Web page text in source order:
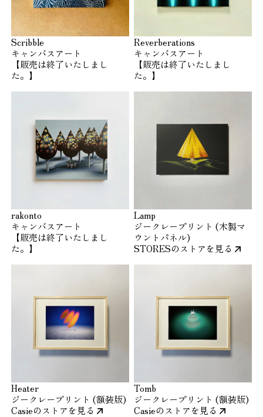
Scribble
キャンバスアート
【販売は終了いたしまし
た。】
Reverberations
キャンバスアート
【販売は終了いたしまし
た。】
rakonto
キャンバスアート
【販売は終了いたしまし
た。】
Lamp
ジークレープリント (木製マ
ウントパネル)
STORESのストアを見る
Heater
ジークレープリント (額装版)
Casieのストアを見る
Tomb
ジークレープリント (額装版)
Casieのストアを見る